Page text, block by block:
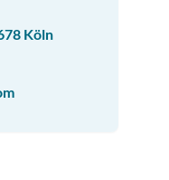
Köln